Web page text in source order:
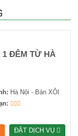
1 ĐÊM TỪ HÀ
Hà Nội - Bản XÔI
ĐẶT DỊCH VỤ